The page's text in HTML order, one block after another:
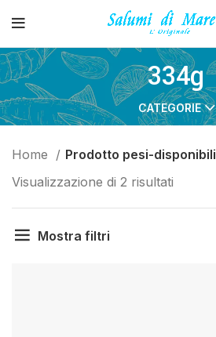
334g
CATEGORIE
Home Prodotto pesi-disponibili
Visualizzazione di 2 risultati
Mostra filtri